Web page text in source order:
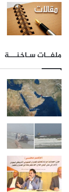
ملفــات سـاخنـــة